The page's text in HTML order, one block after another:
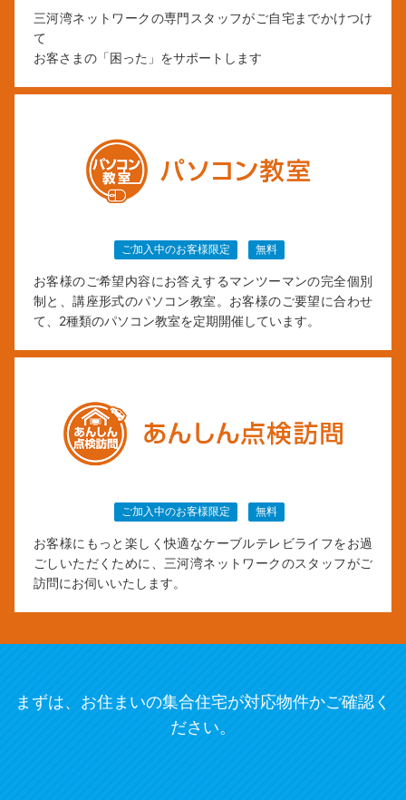
三河湾ネットワークの専門スタッフがご自宅までかけつけ
て
お客さまの「困った」をサポートします
ご加入中のお客様限定 無料
お客様のご希望内容にお答えするマンツーマンの完全個別
制と、講座形式のパソコン教室。お客様のご要望に合わせ
て、2種類のパソコン教室を定期開催しています。
ご加入中のお客様限定 無料
お客様にもっと楽しく快適なケーブルテレビライフをお過
ごしいただくために、三河湾ネットワークのスタッフがご
訪問にお伺いいたします。
まずは、お住まいの集合住宅が対応物件かご確認く
ださい。